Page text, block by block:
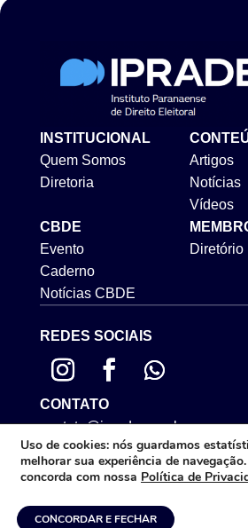
INSTITUCIONAL
Quem Somos
Diretoria
Artigos
Notícias
Vídeos
CBDE
Evento
Caderno
Notícias CBDE
Diretório
REDES SOCIAIS
CONTATO
contato@iprade.com.br
ENDEREÇO
Rua Mateus Leme, 575 | São
Uso de cookies: nós guardamos
melhorar sua experiência de
concorda com nossa Política de
CONCORDAR E FECHAR